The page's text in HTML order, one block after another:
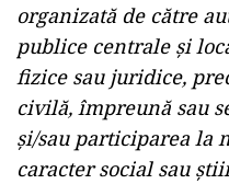
organizată de către
publice centrale şi
fizice sau juridice,
civilă, împreună sau
şi/sau participarea la
caracter social sau